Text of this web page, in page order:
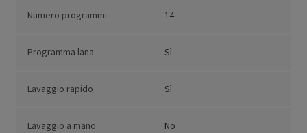
Numero programmi 14
Programma lana Sì
Lavaggio rapido Sì
Lavaggio a mano No